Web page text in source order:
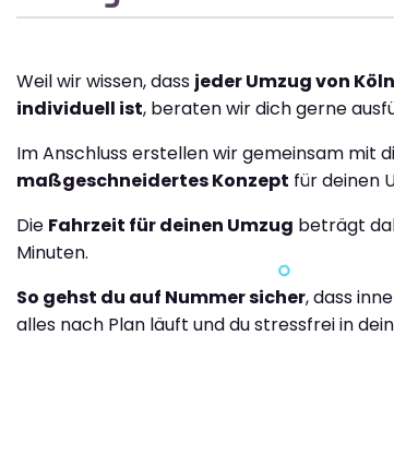
Weil wir wissen, dass jeder Umzug von
individuell ist, beraten wir dich gerne
Im Anschluss erstellen wir gemeinsam mit
maßgeschneidertes Konzept für deinen
Die Fahrzeit für deinen Umzug beträgt
Minuten.
So gehst du auf Nummer sicher, dass
alles nach Plan läuft und du stressfrei in